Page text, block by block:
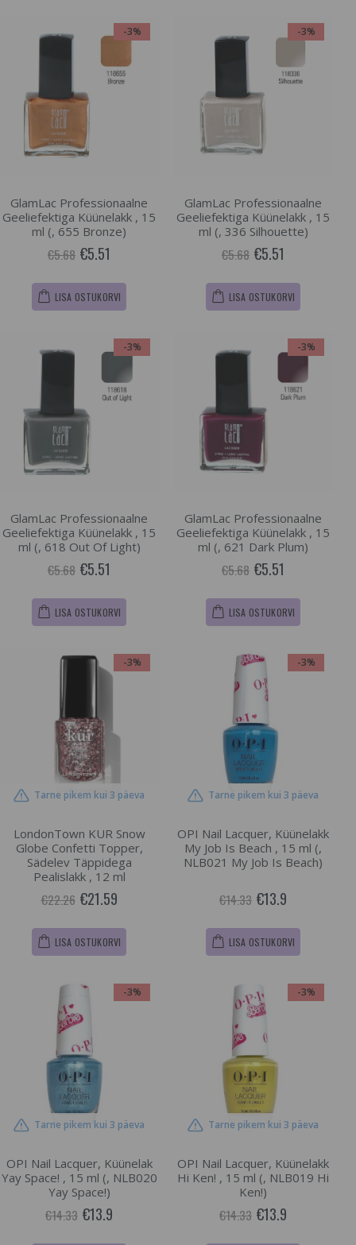
-3%
GlamLac Professionaalne
Geeliefektiga Küünelakk , 15
ml (, 655 Bronze)
€5.68 €5.51
LISA OSTUKORVI
-3%
GlamLac Professionaalne
Geeliefektiga Küünelakk , 15
ml (, 336 Silhouette)
€5.68 €5.51
LISA OSTUKORVI
-3%
GlamLac Professionaalne
Geeliefektiga Küünelakk , 15
ml (, 618 Out Of Light)
€5.68 €5.51
LISA OSTUKORVI
-3%
GlamLac Professionaalne
Geeliefektiga Küünelakk , 15
ml (, 621 Dark Plum)
€5.68 €5.51
LISA OSTUKORVI
-3%
Tarne pikem kui 3 päeva
LondonTown KUR Snow
Globe Confetti Topper,
Sädelev Täppidega
Pealislakk , 12 ml
€22.26 €21.59
LISA OSTUKORVI
-3%
Tarne pikem kui 3 päeva
OPI Nail Lacquer, Küünelakk
My Job Is Beach , 15 ml (,
NLB021 My Job Is Beach)
€14.33 €13.9
LISA OSTUKORVI
-3%
Tarne pikem kui 3 päeva
OPI Nail Lacquer, Küünelak
Yay Space! , 15 ml (, NLB020
Yay Space!)
€14.33 €13.9
-3%
Tarne pikem kui 3 päeva
OPI Nail Lacquer, Küünelakk
Hi Ken! , 15 ml (, NLB019 Hi
Ken!)
€14.33 €13.9